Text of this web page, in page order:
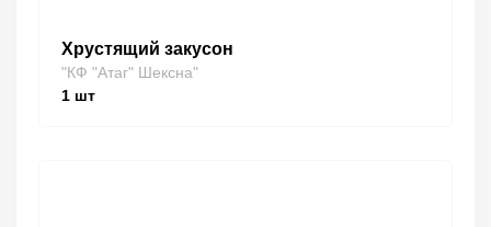
Хрустящий закусон
"КФ "Атаг" Шексна"
1 шт